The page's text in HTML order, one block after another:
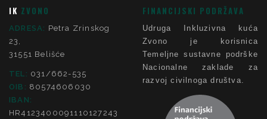
IK ZVONO
ADRESA: Petra Zrinskog
23,
31551 Belišće
TEL: 031/662-535
OIB: 80574606030
IBAN:
HR4123400091110127243
FINANCIJSKI PODRŽAVA
Udruga Inkluzivna kuća
Zvono je korisnica
Temeljne sustavne podrške
Nacionalne zaklade za
razvoj civilnoga društva.